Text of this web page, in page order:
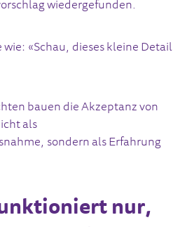
wiedergefunden.
wie: «Schau, dieses kleine Detail
bauen die Akzeptanz von
als
sondern als Erfahrung
nur,